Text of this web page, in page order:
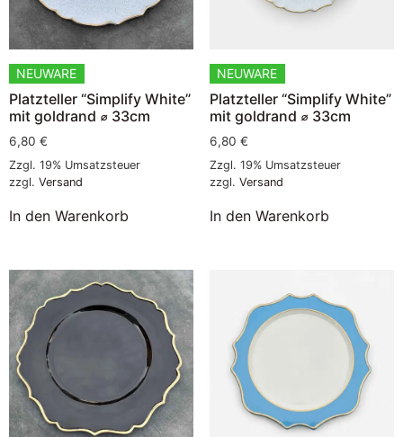
NEUWARE
Platzteller “Simplify White”
mit goldrand ⌀ 33cm
6,80 €
Zzgl. 19% Umsatzsteuer
zzgl. Versand
In den Warenkorb
NEUWARE
Platzteller “Simplify White”
mit goldrand ⌀ 33cm
6,80 €
Zzgl. 19% Umsatzsteuer
zzgl. Versand
In den Warenkorb